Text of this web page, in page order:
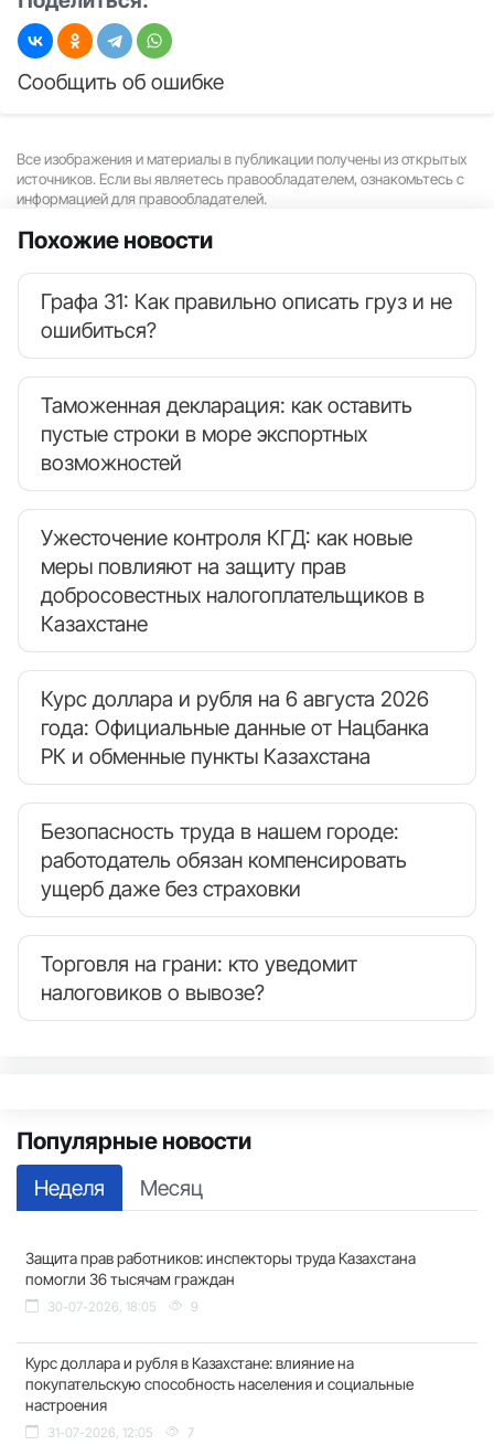
Сообщить об ошибке
Все изображения и материалы в публикации получены из открытых
источников. Если вы являетесь правообладателем, ознакомьтесь с
информацией для правообладателей.
Похожие новости
Графа 31: Как правильно описать груз и не
ошибиться?
Таможенная декларация: как оставить
пустые строки в море экспортных
возможностей
Ужесточение контроля КГД: как новые
меры повлияют на защиту прав
добросовестных налогоплательщиков в
Казахстане
Курс доллара и рубля на 6 августа 2026
года: Официальные данные от Нацбанка
РК и обменные пункты Казахстана
Безопасность труда в нашем городе:
работодатель обязан компенсировать
ущерб даже без страховки
Торговля на грани: кто уведомит
налоговиков о вывозе?
Популярные новости
Неделя Месяц
Защита прав работников: инспекторы труда Казахстана
помогли 36 тысячам граждан
30-07-2026, 18:05 9
Курс доллара и рубля в Казахстане: влияние на
покупательскую способность населения и социальные
настроения
31-07-2026, 12:05 7